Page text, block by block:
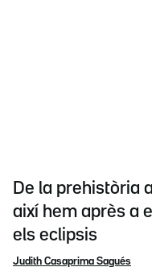
De la prehistòria
així hem après a
els eclipsis
Judith Casaprima Sagués